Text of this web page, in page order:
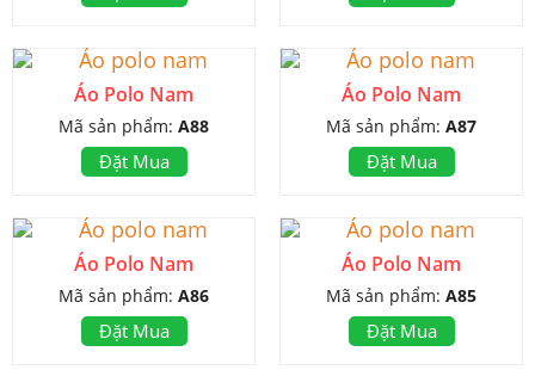
Áo Polo Nam
Mã sản phẩm: A88
Đặt Mua
Áo Polo Nam
Mã sản phẩm: A87
Đặt Mua
Áo Polo Nam
Mã sản phẩm: A86
Đặt Mua
Áo Polo Nam
Mã sản phẩm: A85
Đặt Mua